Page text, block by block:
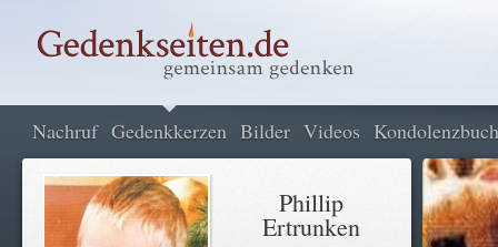
Nachruf Gedenkkerzen Bilder Videos Kondolenzbuch
Phillip
Ertrunken